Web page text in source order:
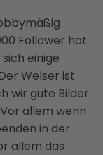
Follower hat
einige
Welser ist
wir gute Bilder
allem wenn
in der
allem das